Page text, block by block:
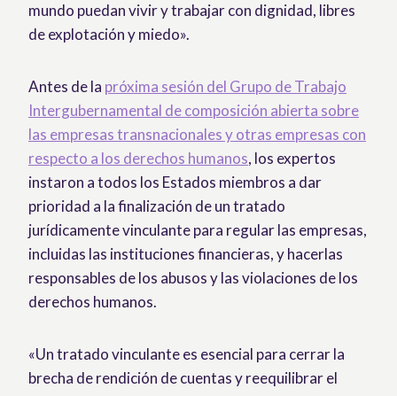
mundo puedan vivir y trabajar con dignidad, libres
de explotación y miedo».
Antes de la próxima sesión del Grupo de Trabajo
Intergubernamental de composición abierta sobre
las empresas transnacionales y otras empresas con
respecto a los derechos humanos, los expertos
instaron a todos los Estados miembros a dar
prioridad a la finalización de un tratado
jurídicamente vinculante para regular las empresas,
incluidas las instituciones financieras, y hacerlas
responsables de los abusos y las violaciones de los
derechos humanos.
«Un tratado vinculante es esencial para cerrar la
brecha de rendición de cuentas y reequilibrar el